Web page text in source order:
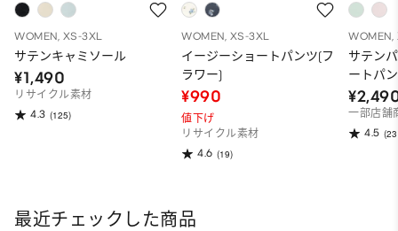
WOMEN, XS-3XL
サテンキャミソール
¥1,490
リサイクル素材
4.3 (125)
WOMEN, XS-3XL
イージーショートパンツ(フ
ラワー)
¥990
値下げ
リサイクル素材
4.6 (19)
WOMEN,
サテン
ートパ
一部店舗
4.5
最近チェックした商品